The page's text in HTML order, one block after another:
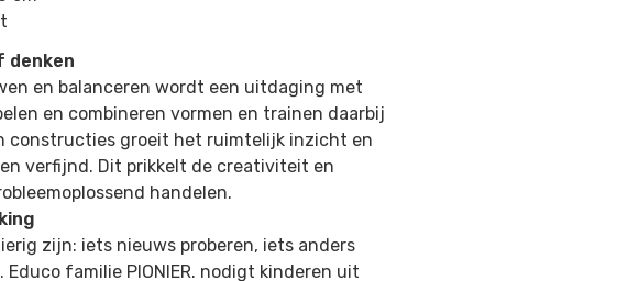
denken
en balanceren wordt een uitdaging met
en combineren vormen en trainen daarbij
constructies groeit het ruimtelijk inzicht en
verfijnd. Dit prikkelt de creativiteit en
handelen.
zijn: iets nieuws proberen, iets anders
familie PIONIER. nodigt kinderen uit